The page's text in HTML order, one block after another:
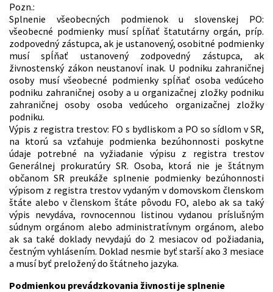
Pozn.:
Splnenie všeobecných podmienok u slovenskej PO:
všeobecné podmienky musí spĺňať štatutárny orgán, príp.
zodpovedný zástupca, ak je ustanovený, osobitné podmienky
musí spĺňať ustanovený zodpovedný zástupca, ak
živnostenský zákon neustanoví inak. U podniku zahraničnej
osoby musí všeobecné podmienky spĺňať osoba vedúceho
podniku zahraničnej osoby a u organizačnej zložky podniku
zahraničnej osoby osoba vedúceho organizačnej zložky
podniku.
Výpis z registra trestov: FO s bydliskom a PO so sídlom v SR,
na ktorú sa vzťahuje podmienka bezúhonnosti poskytne
údaje potrebné na vyžiadanie výpisu z registra trestov
Generálnej prokuratúry SR. Osoba, ktorá nie je štátnym
občanom SR preukáže splnenie podmienky bezúhonnosti
výpisom z registra trestov vydaným v domovskom členskom
štáte alebo v členskom štáte pôvodu FO, alebo ak sa taký
výpis nevydáva, rovnocennou listinou vydanou príslušným
súdnym orgánom alebo administratívnym orgánom, alebo
ak sa také doklady nevydajú do 2 mesiacov od požiadania,
čestným vyhlásením. Doklad nesmie byť starší ako 3 mesiace
a musí byť preložený do štátneho jazyka.
Podmienkou prevádzkovania živnosti je splnenie